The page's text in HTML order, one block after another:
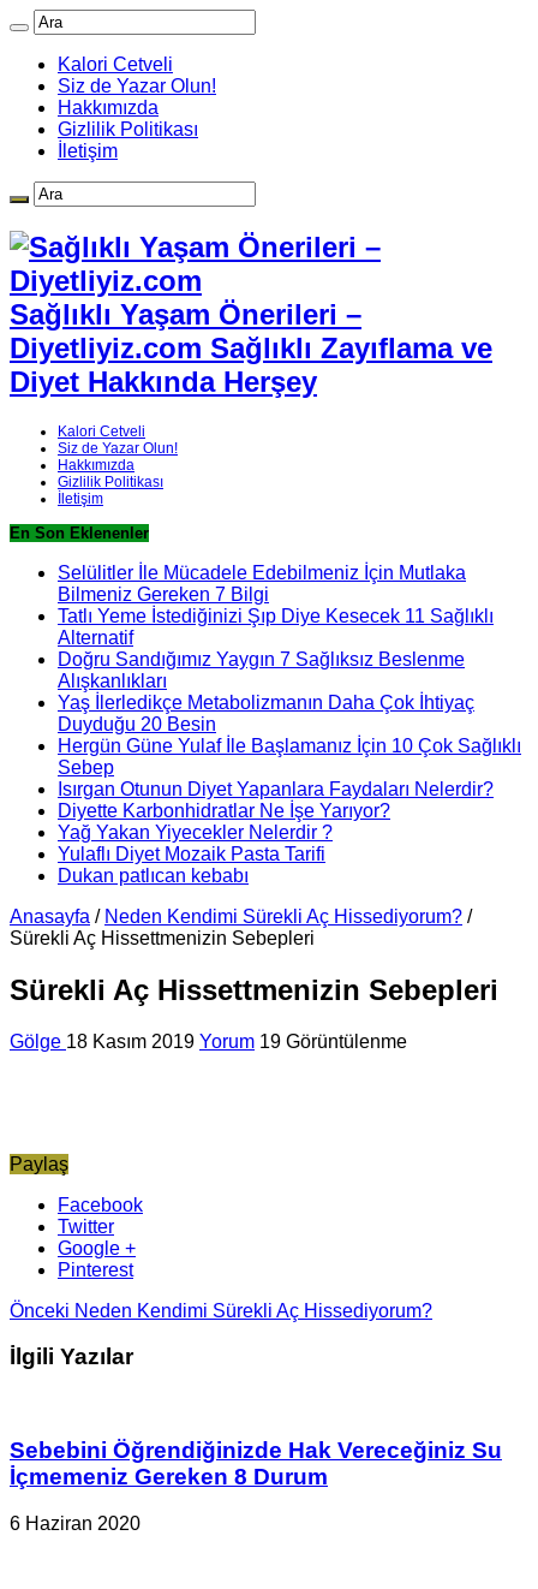
Kalori Cetveli
Siz de Yazar Olun!
Hakkımızda
Gizlilik Politikası
İletişim
Sağlıklı Yaşam Önerileri –
Diyetliyiz.com Sağlıklı Zayıflama ve
Diyet Hakkında Herşey
Kalori Cetveli
Siz de Yazar Olun!
Hakkımızda
Gizlilik Politikası
İletişim
En Son Eklenenler
Selülitler İle Mücadele Edebilmeniz İçin Mutlaka
Bilmeniz Gereken 7 Bilgi
Tatlı Yeme İstediğinizi Şıp Diye Kesecek 11 Sağlıklı
Alternatif
Doğru Sandığımız Yaygın 7 Sağlıksız Beslenme
Alışkanlıkları
Yaş İlerledikçe Metabolizmanın Daha Çok İhtiyaç
Duyduğu 20 Besin
Hergün Güne Yulaf İle Başlamanız İçin 10 Çok Sağlıklı
Sebep
Isırgan Otunun Diyet Yapanlara Faydaları Nelerdir?
Diyette Karbonhidratlar Ne İşe Yarıyor?
Yağ Yakan Yiyecekler Nelerdir ?
Yulaflı Diyet Mozaik Pasta Tarifi
Dukan patlıcan kebabı
Anasayfa / Neden Kendimi Sürekli Aç Hissediyorum? /
Sürekli Aç Hissettmenizin Sebepleri
Sürekli Aç Hissettmenizin Sebepleri
Gölge 18 Kasım 2019 Yorum 19 Görüntülenme
Paylaş
Facebook
Twitter
Google +
Pinterest
Önceki Neden Kendimi Sürekli Aç Hissediyorum?
İlgili Yazılar
Sebebini Öğrendiğinizde Hak Vereceğiniz Su
İçmemeniz Gereken 8 Durum
6 Haziran 2020